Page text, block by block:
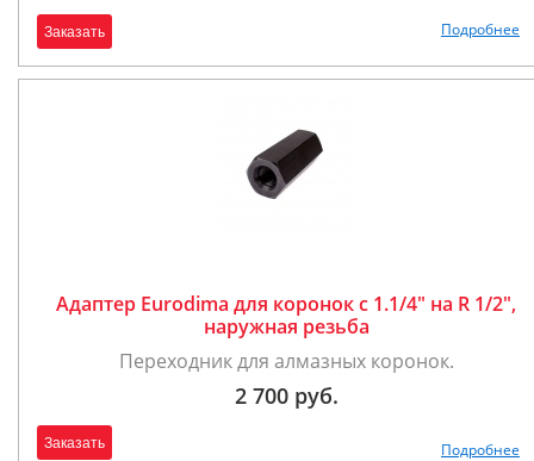
Заказать Подробнее
Адаптер Eurodima для коронок с 1.1/4" на R 1/2",
наружная резьба
Переходник для алмазных коронок.
2 700 руб.
Заказать Подробнее